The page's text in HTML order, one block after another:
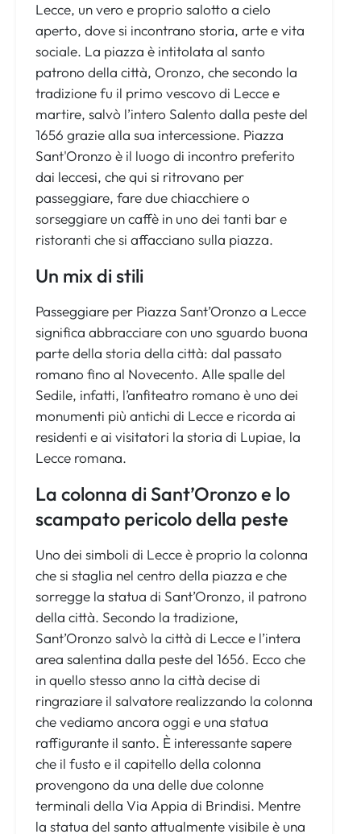
Lecce, un vero e proprio salotto a cielo
aperto, dove si incontrano storia, arte e vita
sociale. La piazza è intitolata al santo
patrono della città, Oronzo, che secondo la
tradizione fu il primo vescovo di Lecce e
martire, salvò l’intero Salento dalla peste del
1656 grazie alla sua intercessione. Piazza
Sant'Oronzo è il luogo di incontro preferito
dai leccesi, che qui si ritrovano per
passeggiare, fare due chiacchiere o
sorseggiare un caffè in uno dei tanti bar e
ristoranti che si affacciano sulla piazza.
Un mix di stili
Passeggiare per Piazza Sant’Oronzo a Lecce
significa abbracciare con uno sguardo buona
parte della storia della città: dal passato
romano fino al Novecento. Alle spalle del
Sedile, infatti, l’anfiteatro romano è uno dei
monumenti più antichi di Lecce e ricorda ai
residenti e ai visitatori la storia di Lupiae, la
Lecce romana.
La colonna di Sant’Oronzo e lo
scampato pericolo della peste
Uno dei simboli di Lecce è proprio la colonna
che si staglia nel centro della piazza e che
sorregge la statua di Sant’Oronzo, il patrono
della città. Secondo la tradizione,
Sant’Oronzo salvò la città di Lecce e l’intera
area salentina dalla peste del 1656. Ecco che
in quello stesso anno la città decise di
ringraziare il salvatore realizzando la colonna
che vediamo ancora oggi e una statua
raffigurante il santo. È interessante sapere
che il fusto e il capitello della colonna
provengono da una delle due colonne
terminali della Via Appia di Brindisi. Mentre
la statua del santo attualmente visibile è una